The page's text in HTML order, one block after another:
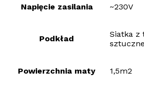
Napięcie zasilania ~230V
Podkład
Siatka z
Powierzchnia maty 1,5m2